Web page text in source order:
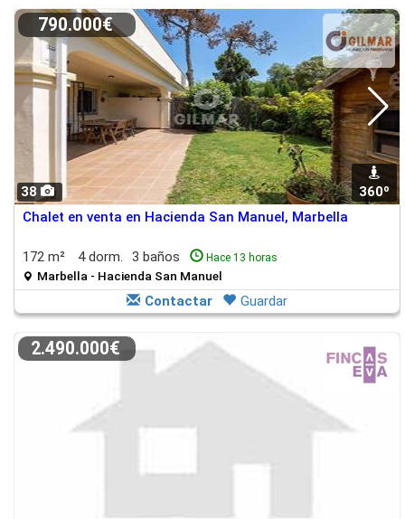
38 360º
790.000€
Chalet en venta en Hacienda San Manuel, Marbella
172 m² 4 dorm. 3 baños Hace 13 horas
Marbella - Hacienda San Manuel
Contactar Guardar
2.490.000€